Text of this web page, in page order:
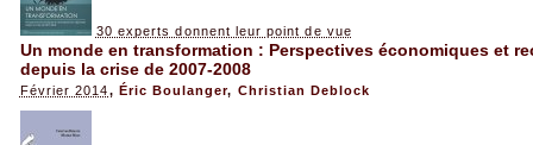
30 experts donnent leur point de vue
Un monde en transformation : Perspectives économiques et
depuis la crise de 2007-2008
Février 2014, Éric Boulanger, Christian Deblock